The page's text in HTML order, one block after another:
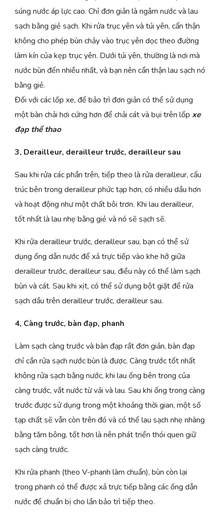
súng nước áp lực cao. Chỉ đơn giản là ngâm nước và lau
sạch bằng giẻ sạch. Khi rửa trục yên và túi yên, cẩn thận
không cho phép bùn chảy vào trục yên dọc theo đường
làm kín của kẹp trục yên. Dưới túi yên, thường là nơi mà
nước bùn đến nhiều nhất, và bạn nên cẩn thận lau sạch nó
bằng giẻ.
Đối với các lốp xe, để bảo trì đơn giản có thể sử dụng
một bàn chải hơi cứng hơn để chải cát và bụi trên lốp xe
đạp thể thao
3, Derailleur, derailleur trước, derailleur sau
Sau khi rửa các phần trên, tiếp theo là rửa derailleur, cấu
trúc bên trong derailleur phức tạp hơn, có nhiều dầu hơn
và hoạt động như một chất bôi trơn. Khi lau derailleur,
tốt nhất là lau nhẹ bằng giẻ và nó sẽ sạch sẽ.
Khi rửa derailleur trước, derailleur sau, bạn có thể sử
dụng ống dẫn nước để xả trực tiếp vào khe hở giữa
derailleur trước, derailleur sau, điều này có thể làm sạch
bùn và cát. Sau khi xịt, có thể sử dụng bột giặt để rửa
sạch dầu trên derailleur trước, derailleur sau.
4, Càng trước, bàn đạp, phanh
Làm sạch càng trước và bàn đạp rất đơn giản, bàn đạp
chỉ cần rửa sạch nước bùn là được. Càng trước tốt nhất
không rửa sạch bằng nước, khi lau ống bên trong của
càng trước, vắt nước từ vải và lau. Sau khi ống trong càng
trước được sử dụng trong một khoảng thời gian, một số
tạp chất sẽ vẫn còn trên đó và có thể lau sạch nhẹ nhàng
bằng tăm bông, tốt hơn là nên phát triển thói quen giữ
sạch càng trước.
Khi rửa phanh (theo V-phanh làm chuẩn), bùn còn lại
trong phanh có thể được xả trực tiếp bằng các ống dẫn
nước để chuẩn bị cho lần bảo trì tiếp theo.